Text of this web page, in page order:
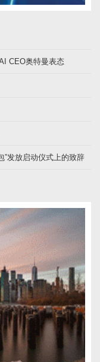
CEO奥特曼表态
”发放启动仪式上的致辞